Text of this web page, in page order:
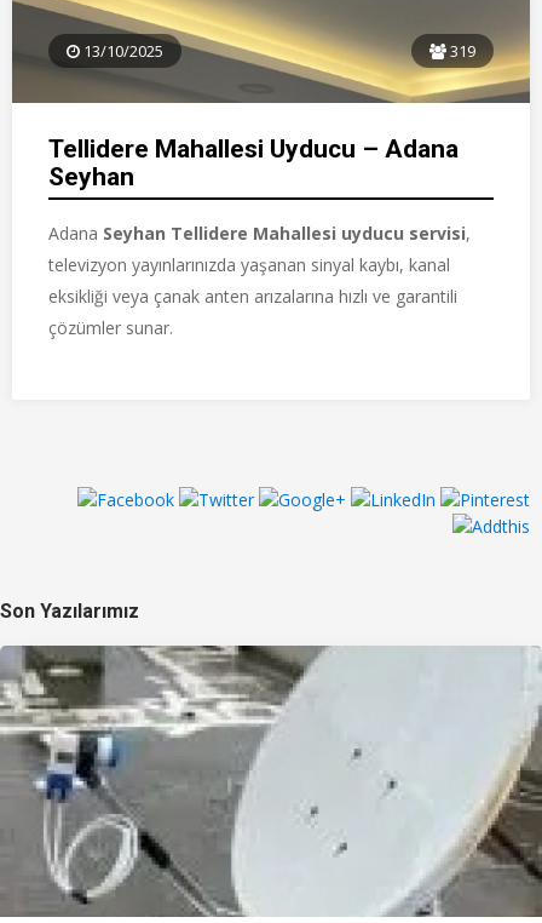
13/10/2025 319
Tellidere Mahallesi Uyducu – Adana
Seyhan
Adana Seyhan Tellidere Mahallesi uyducu servisi,
televizyon yayınlarınızda yaşanan sinyal kaybı, kanal
eksikliği veya çanak anten arızalarına hızlı ve garantili
çözümler sunar.
Son Yazılarımız